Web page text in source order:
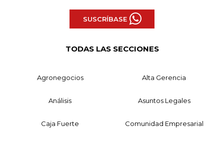
SUSCRÍBASE
TODAS LAS SECCIONES
Agronegocios Alta Gerencia
Análisis Asuntos Legales
Caja Fuerte Comunidad Empresarial